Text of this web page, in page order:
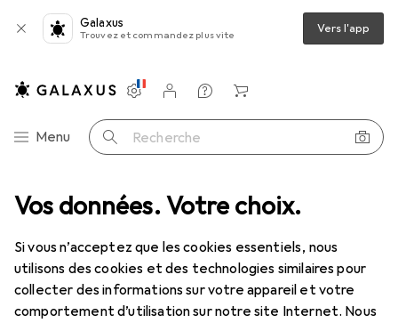
Vos données. Votre choix.
Si vous n’acceptez que les cookies essentiels, nous
utilisons des cookies et des technologies similaires pour
collecter des informations sur votre appareil et votre
comportement d’utilisation sur notre site Internet. Nous
Galaxus
Trouvez et commandez plus vite Vers l'app
Navigation par catégorie
Menu Recherche
Paramètres
Compte client
Listes de comparaison
Listes d'envies
Panier
Tout l'assortiment Mode Tout en mode
Sacs
DécouvrirForum